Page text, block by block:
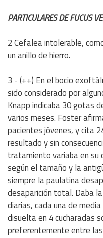
PARTICULARES DE FUCUS
2 Cefalea intolerable,
un anillo de hierro.
3 - (++) En el bocio
sido considerado por
Knapp indicaba 30 gotas
varios meses. Foster
pacientes jóvenes, y cita
resultado y sin
tratarniento variaba en su
según el tamaño y la
siempre la paulatina
desaparición total. Daba
diarias, cada una de
disuelta en 4 cucharadas
preferentemente entre